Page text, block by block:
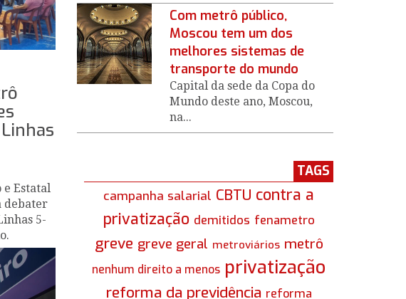
e Estatal
debater
5-
Com metrô público,
Moscou tem um dos
melhores sistemas de
transporte do mundo
Capital da sede da Copa do
Mundo deste ano, Moscou,
na...
TAGS
campanha salarial CBTU contra a
privatização demitidos fenametro
greve greve geral metroviários metrô
nenhum direito a menos privatização
reforma da previdência reforma